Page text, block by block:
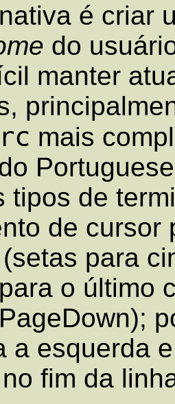
é criar
do
manter
mais
tipos de
de cursor
para
o último
a esquerda
fim da